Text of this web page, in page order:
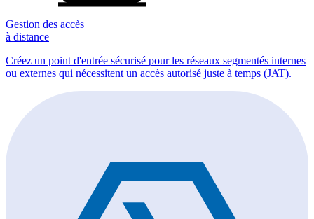
Gestion des accès
à distance
Créez un point d'entrée sécurisé pour les réseaux segmentés internes
ou externes qui nécessitent un accès autorisé juste à temps (JAT).